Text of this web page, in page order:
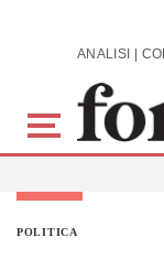
Skip to main
POLITICA